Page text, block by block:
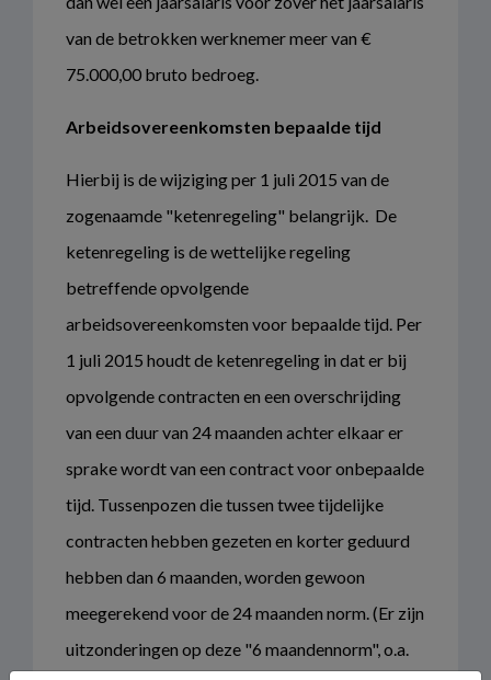
van de betrokken werknemer meer van €
75.000,00 bruto bedroeg.
Arbeidsovereenkomsten bepaalde tijd
Hierbij is de wijziging per 1 juli 2015 van de
zogenaamde "ketenregeling" belangrijk. De
ketenregeling is de wettelijke regeling
betreffende opvolgende
arbeidsovereenkomsten voor bepaalde tijd. Per
1 juli 2015 houdt de ketenregeling in dat er bij
opvolgende contracten en een overschrijding
van een duur van 24 maanden achter elkaar er
sprake wordt van een contract voor onbepaalde
tijd. Tussenpozen die tussen twee tijdelijke
contracten hebben gezeten en korter geduurd
hebben dan 6 maanden, worden gewoon
meegerekend voor de 24 maanden norm. (Er zijn
uitzonderingen op deze "6 maandennorm", o.a.